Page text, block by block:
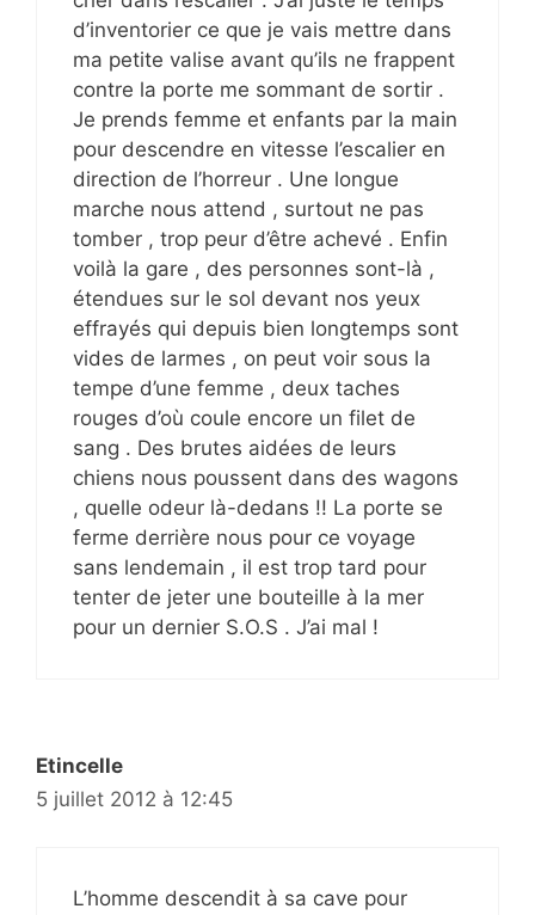
d’inventorier ce que je vais mettre dans
ma petite valise avant qu’ils ne frappent
contre la porte me sommant de sortir .
Je prends femme et enfants par la main
pour descendre en vitesse l’escalier en
direction de l’horreur . Une longue
marche nous attend , surtout ne pas
tomber , trop peur d’être achevé . Enfin
voilà la gare , des personnes sont-là ,
étendues sur le sol devant nos yeux
effrayés qui depuis bien longtemps sont
vides de larmes , on peut voir sous la
tempe d’une femme , deux taches
rouges d’où coule encore un filet de
sang . Des brutes aidées de leurs
chiens nous poussent dans des wagons
, quelle odeur là-dedans !! La porte se
ferme derrière nous pour ce voyage
sans lendemain , il est trop tard pour
tenter de jeter une bouteille à la mer
pour un dernier S.O.S . J’ai mal !
Etincelle
5 juillet 2012 à 12:45
L’homme descendit à sa cave pour